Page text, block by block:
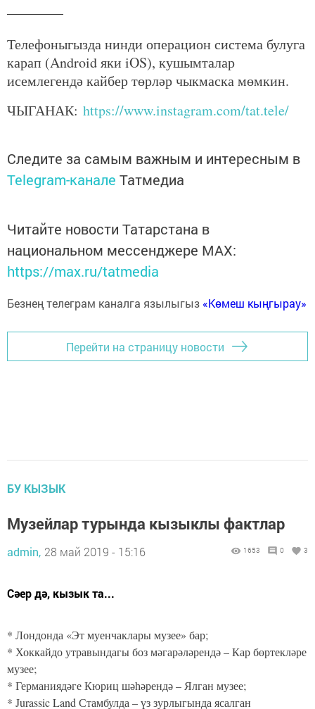
Телефоныгызда нинди операцион система булуга
карап (Android яки iOS), кушымталар
исемлегендә кайбер төрләр чыкмаска мөмкин.
ЧЫГАНАК: https://www.instagram.com/tat.tele/
Следите за самым важным и интересным в
Telegram-канале Татмедиа
Читайте новости Татарстана в
национальном мессенджере MАХ:
https://max.ru/tatmedia
Безнең телеграм каналга язылыгыз «Көмеш кыңгырау»
Перейти на страницу новости
БУ КЫЗЫК
Музейлар турында кызыклы фактлар
admin, 28 май 2019 - 15:16 1653 0 3
Сәер дә, кызык та...
* Лондонда «Эт муенчаклары музее» бар;
* Хоккайдо утравындагы боз мәгарәләрендә – Кар бөртекләре
музее;
* Германиядәге Кюриц шәһәрендә – Ялган музее;
* Jurassic Land Стамбулда – үз зурлыгында ясалган